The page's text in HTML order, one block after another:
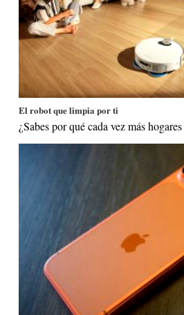
El robot que limpia por ti
¿Sabes por qué cada vez más